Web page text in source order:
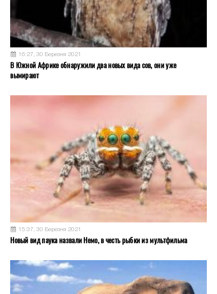
16:27, 30 Березня 2021
В Южной Африке обнаружили два новых вида сов, они уже
вымирают
15:37, 30 Березня 2021
Новый вид паука назвали Немо, в честь рыбки из мультфильма